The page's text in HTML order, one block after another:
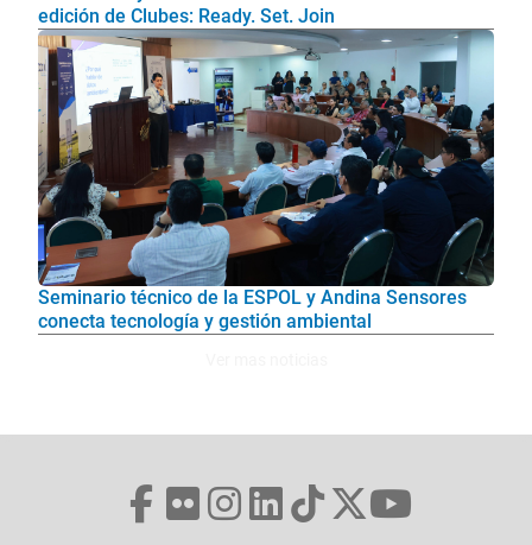
edición de Clubes: Ready. Set. Join
Seminario técnico de la ESPOL y Andina Sensores
conecta tecnología y gestión ambiental